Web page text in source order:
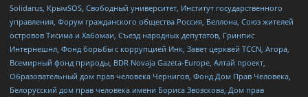
Solidarus, КрымSOS, Свободный университет, Институт государственного
управления, Форум гражданского общества Россия, Беллона, Союз жителей
островов Тисима и Хабомаи, Съезд народных депутатов, Гринпис
Интернешнл, Фонд борьбы с коррупцией Инк, Завет церквей TCCN, Агора,
Всемирный фонд природы, BDR Novaja Gazeta-Europe, Алтай проект,
Образовательный дом прав человека Чернигов, Фонд Дом Прав Человека,
Белорусский дом прав человека имени Бориса Звозскова, Дом прав